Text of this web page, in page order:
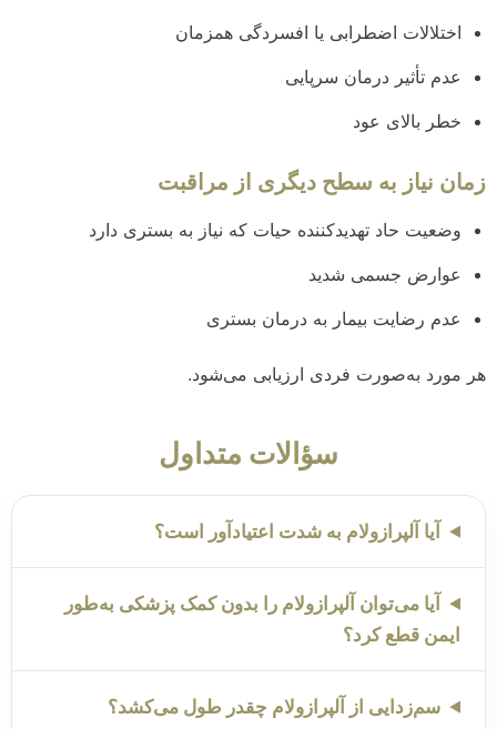
اختلالات اضطرابی یا افسردگی همزمان
عدم تأثیر درمان سرپایی
خطر بالای عود
زمان نیاز به سطح دیگری از مراقبت
وضعیت حاد تهدیدکننده حیات که نیاز به بستری دارد
عوارض جسمی شدید
عدم رضایت بیمار به درمان بستری
هر مورد به‌صورت فردی ارزیابی می‌شود.
سؤالات متداول
آیا آلپرازولام به شدت اعتیادآور است؟
آیا می‌توان آلپرازولام را بدون کمک پزشکی به‌طور
ایمن قطع کرد؟
سم‌زدایی از آلپرازولام چقدر طول می‌کشد؟